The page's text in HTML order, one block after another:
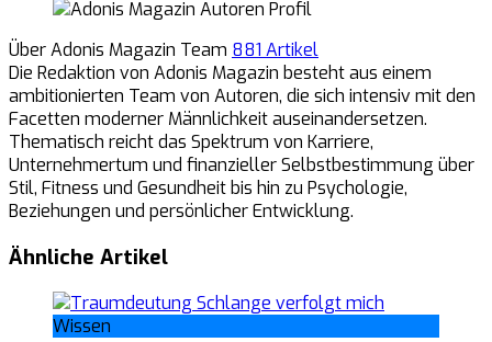
Über Adonis Magazin Team 881 Artikel
Die Redaktion von Adonis Magazin besteht aus einem
ambitionierten Team von Autoren, die sich intensiv mit den
Facetten moderner Männlichkeit auseinandersetzen.
Thematisch reicht das Spektrum von Karriere,
Unternehmertum und finanzieller Selbstbestimmung über
Stil, Fitness und Gesundheit bis hin zu Psychologie,
Beziehungen und persönlicher Entwicklung.
Ähnliche Artikel
Wissen